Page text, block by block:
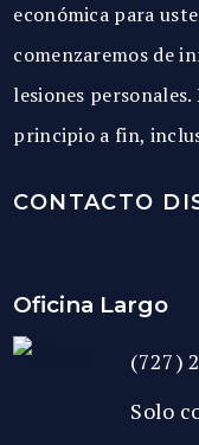
económica para
comenzaremos de
lesiones personales.
principio a fin,
CONTACTO
Oficina Largo
(727)
Solo